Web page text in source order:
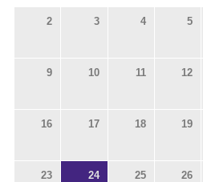
2 3 4 5
9 10 11 12
16 17 18 19
23 24 25 26